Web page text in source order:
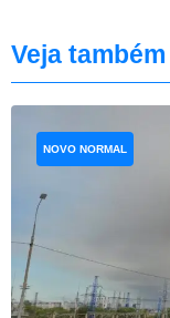
Veja também
NOVO NORMAL